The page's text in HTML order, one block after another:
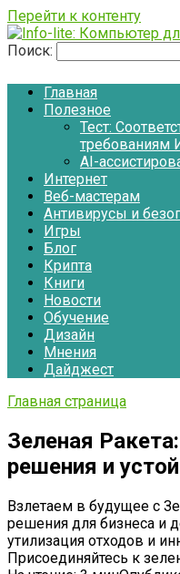
Перейти к контенту
Поиск:
Главная
Полезное
Тест:
требованиям
AI-
Интернет
Веб-мастерам
Антивирусы и
Игры
Блог
Крипта
Книги
Новости
Обучение
Дизайн
Мнения
Дайджест
Главная страница
Зеленая
решения и
Взлетаем в будущее с
решения для бизнеса и
утилизация отходов и
Присоединяйтесь к